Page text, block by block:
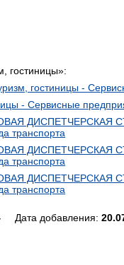
гостиницы»:
гостиницы -
- Сервисные
ДИСПЕТЧЕРСКАЯ
транспорта
ДИСПЕТЧЕРСКАЯ
транспорта
ДИСПЕТЧЕРСКАЯ
транспорта
Дата добавления: